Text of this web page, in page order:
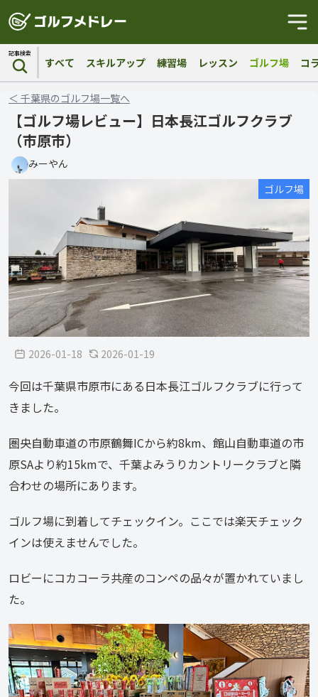
記事検索
すべて スキルアップ 練習場 レッスン ゴルフ場 コ
＜ 千葉県の ゴルフ場一覧へ
【ゴルフ場レビュー】日本長江ゴルフクラブ
（市原市）
みーやん
ゴルフ場
2026-01-18 2026-01-19
今回は千葉県市原市にある日本長江ゴルフクラブに行って
きました。
圏央自動車道の市原鶴舞ICから約8km、館山自動車道の市
原SAより約15kmで、千葉よみうりカントリークラブと隣
合わせの場所にあります。
ゴルフ場に到着してチェックイン。ここでは楽天チェック
インは使えませんでした。
ロビーにコカコーラ共産のコンペの品々が置かれていまし
た。